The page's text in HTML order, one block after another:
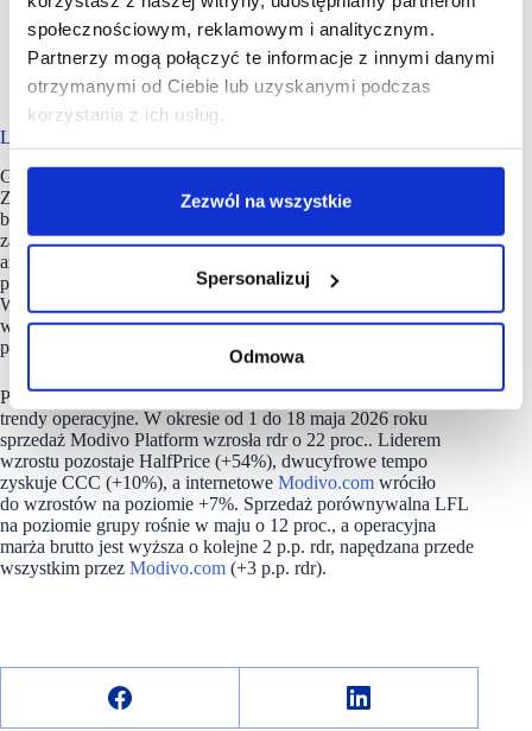
społecznościowym, reklamowym i analitycznym.
Partnerzy mogą połączyć te informacje z innymi danymi
otrzymanymi od Ciebie lub uzyskanymi podczas
korzystania z ich usług.
Zezwól na wszystkie
Spersonalizuj
Odmowa
Priorytet dla off-price: Grupa jednoznacznie deklaruje,
że jej głównym celem i strategicznym punktem ciężkości
jest koncentracja na dalszym rozwoju wysoce
rentownego biznesu off-price (sieć HalfPrice).
Logistyka i majowe przyspieszenie sprzedaży
Grupa Modivo z sukcesem zoptymalizowała kapitał obrotowy.
Zapasy trzech głównych linii (CCC, HalfPrice, Modivo.com)
były niższe o 2 proc. rdr. W samym szyldzie CCC poziom
zapasów spadł o 13 proc. rdr (a zapas na mkw. skurczył się
aż o 22 proc. rdr). W Modivo.com zapasy spadły o 13 proc. rdr
po oczyszczeniu oferty z tzw. „długiego ogona” marek obcych.
Wzrost zapasów o 44 proc. rdr odnotowano wyłącznie
w HalfPrice, co odpowiada skokowemu rozwojowi
powierzchni tej sieci (+54% rdr).
Potwierdzeniem skuteczności nowej strategii są najświeższe
trendy operacyjne. W okresie od 1 do 18 maja 2026 roku
sprzedaż Modivo Platform wzrosła rdr o 22 proc.. Liderem
wzrostu pozostaje HalfPrice (+54%), dwucyfrowe tempo
zyskuje CCC (+10%), a internetowe Modivo.com wróciło
do wzrostów na poziomie +7%. Sprzedaż porównywalna LFL
na poziomie grupy rośnie w maju o 12 proc., a operacyjna
marża brutto jest wyższa o kolejne 2 p.p. rdr, napędzana przede
wszystkim przez Modivo.com (+3 p.p. rdr).